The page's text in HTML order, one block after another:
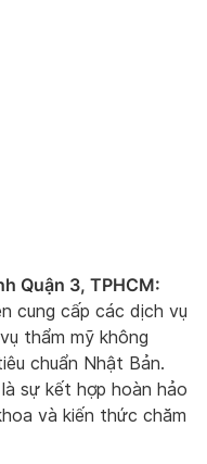
Quận 3, TPHCM:
cung cấp các dịch vụ
thẩm mỹ không
chuẩn Nhật Bản.
sự kết hợp hoàn hảo
và kiến thức chăm